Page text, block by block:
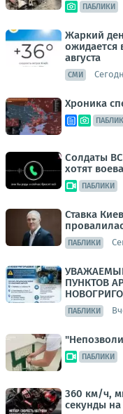
ПАБЛИКИ
Жаркий
ожидается
августа
СМИ
Хроника
Солдаты
хотят
ПАБЛИКИ
Ставка
ПАБЛИКИ
ПУНКТОВ
ПАБЛИКИ
ПАБЛИКИ
360 км/ч,
секунды на